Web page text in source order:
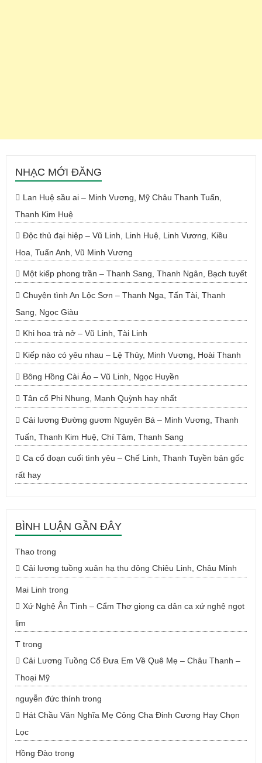
NHẠC MỚI ĐĂNG
Lan Huệ sầu ai – Minh Vương, Mỹ Châu Thanh Tuấn,
Thanh Kim Huệ
Độc thủ đại hiệp – Vũ Linh, Linh Huệ, Linh Vương, Kiều
Hoa, Tuấn Anh, Vũ Minh Vương
Một kiếp phong trần – Thanh Sang, Thanh Ngân, Bạch tuyết
Chuyện tình An Lộc Sơn – Thanh Nga, Tấn Tài, Thanh
Sang, Ngọc Giàu
Khi hoa trà nở – Vũ Linh, Tài Linh
Kiếp nào có yêu nhau – Lệ Thủy, Minh Vương, Hoài Thanh
Bông Hồng Cài Áo – Vũ Linh, Ngọc Huyền
Tân cổ Phi Nhung, Mạnh Quỳnh hay nhất
Cải lương Đường gươm Nguyên Bá – Minh Vương, Thanh
Tuấn, Thanh Kim Huệ, Chí Tâm, Thanh Sang
Ca cổ đoạn cuối tình yêu – Chế Linh, Thanh Tuyền bản gốc
rất hay
BÌNH LUẬN GẦN ĐÂY
Thao trong
Cải lương tuồng xuân hạ thu đông Chiêu Linh, Châu Minh
Mai Linh trong
Xứ Nghệ Ân Tình – Cẩm Thơ giọng ca dân ca xứ nghệ ngọt
lịm
T trong
Cải Lương Tuồng Cổ Đưa Em Về Quê Mẹ – Châu Thanh –
Thoại Mỹ
nguyễn đức thính trong
Hát Chầu Văn Nghĩa Mẹ Công Cha Đinh Cương Hay Chọn
Lọc
Hồng Đào trong